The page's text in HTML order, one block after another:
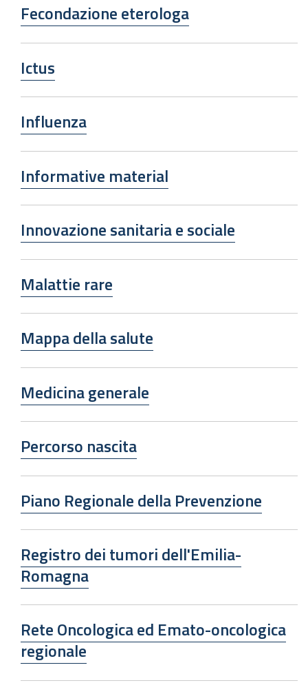
Fecondazione eterologa
Ictus
Influenza
Informative material
Innovazione sanitaria e sociale
Malattie rare
Mappa della salute
Medicina generale
Percorso nascita
Piano Regionale della Prevenzione
Registro dei tumori dell'Emilia-
Romagna
Rete Oncologica ed Emato-oncologica
regionale